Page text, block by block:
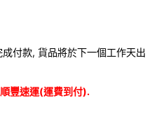
付款, 貨品將於下一個工作天出
豐速運(運費到付).